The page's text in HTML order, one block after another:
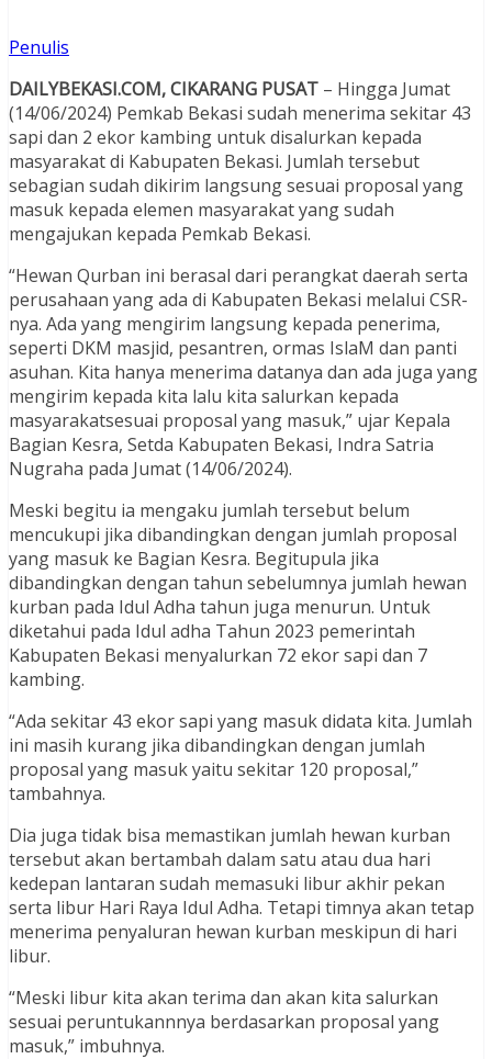
Penulis
DAILYBEKASI.COM, CIKARANG PUSAT – Hingga Jumat
(14/06/2024) Pemkab Bekasi sudah menerima sekitar 43
sapi dan 2 ekor kambing untuk disalurkan kepada
masyarakat di Kabupaten Bekasi. Jumlah tersebut
sebagian sudah dikirim langsung sesuai proposal yang
masuk kepada elemen masyarakat yang sudah
mengajukan kepada Pemkab Bekasi.
“Hewan Qurban ini berasal dari perangkat daerah serta
perusahaan yang ada di Kabupaten Bekasi melalui CSR-
nya. Ada yang mengirim langsung kepada penerima,
seperti DKM masjid, pesantren, ormas IslaM dan panti
asuhan. Kita hanya menerima datanya dan ada juga yang
mengirim kepada kita lalu kita salurkan kepada
masyarakatsesuai proposal yang masuk,” ujar Kepala
Bagian Kesra, Setda Kabupaten Bekasi, Indra Satria
Nugraha pada Jumat (14/06/2024).
Meski begitu ia mengaku jumlah tersebut belum
mencukupi jika dibandingkan dengan jumlah proposal
yang masuk ke Bagian Kesra. Begitupula jika
dibandingkan dengan tahun sebelumnya jumlah hewan
kurban pada Idul Adha tahun juga menurun. Untuk
diketahui pada Idul adha Tahun 2023 pemerintah
Kabupaten Bekasi menyalurkan 72 ekor sapi dan 7
kambing.
“Ada sekitar 43 ekor sapi yang masuk didata kita. Jumlah
ini masih kurang jika dibandingkan dengan jumlah
proposal yang masuk yaitu sekitar 120 proposal,”
tambahnya.
Dia juga tidak bisa memastikan jumlah hewan kurban
tersebut akan bertambah dalam satu atau dua hari
kedepan lantaran sudah memasuki libur akhir pekan
serta libur Hari Raya Idul Adha. Tetapi timnya akan tetap
menerima penyaluran hewan kurban meskipun di hari
libur.
“Meski libur kita akan terima dan akan kita salurkan
sesuai peruntukannnya berdasarkan proposal yang
masuk,” imbuhnya.